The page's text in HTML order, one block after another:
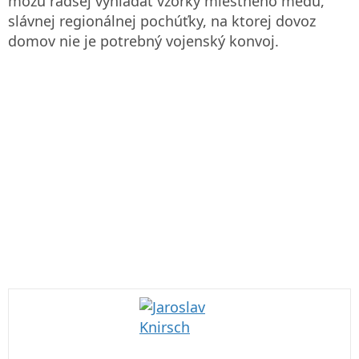
slávnej regionálnej pochúťky, na ktorej dovoz
domov nie je potrebný vojenský konvoj.